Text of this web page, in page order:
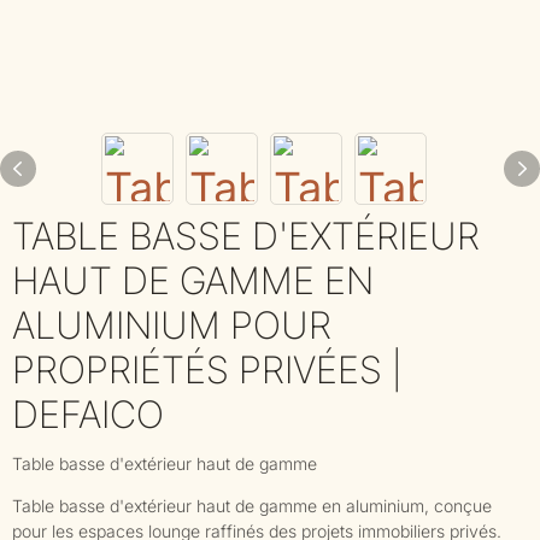
TABLE BASSE D'EXTÉRIEUR
HAUT DE GAMME EN
ALUMINIUM POUR
PROPRIÉTÉS PRIVÉES |
DEFAICO
Table basse d'extérieur haut de gamme
Table basse d'extérieur haut de gamme en aluminium, conçue
pour les espaces lounge raffinés des projets immobiliers privés.